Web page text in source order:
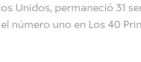
Unidos, permaneció 31
número uno en Los 40